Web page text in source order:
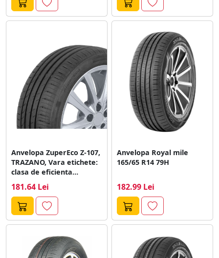
Anvelopa ZuperEco Z-107,
TRAZANO, Vara etichete:
clasa de eficienta
181.64 Lei
Anvelopa Royal mile
165/65 R14 79H
182.99 Lei